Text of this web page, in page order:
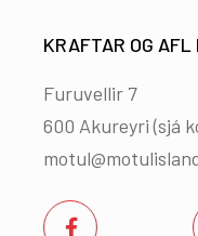
KRAFTAR OG AFL
Furuvellir 7
600 Akureyri (sjá